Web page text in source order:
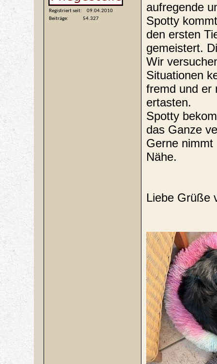
Registriert seit
09.04.2010
Beiträge
54.327
aufregende
Spotty
den ersten
gemeistert.
Wir
Situationen
fremd und er
ertasten.
Spotty
das Ganze
Gerne nimmt
Nähe.
Liebe Grüße